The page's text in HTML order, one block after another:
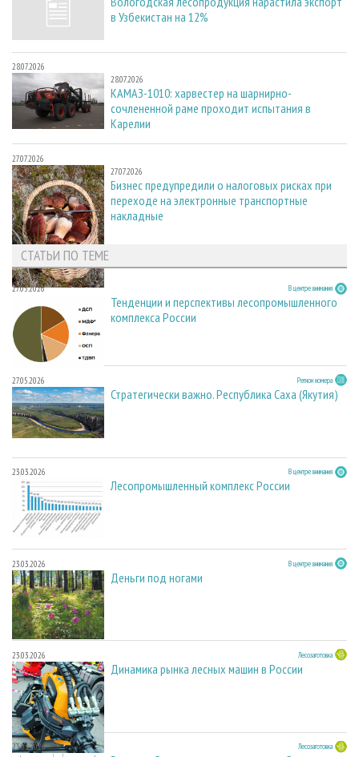
в Узбекистан на 12%
28.07.2026
28.07.2026
КАМАЗ-1010: харвестер на шарнирно-
сочлененной раме проходит испытания в
Карелии
27.07.2026
27.07.2026
Бизнес предупредили о налоговых рисках при
переходе на электронные транспортные
накладные
СТАТЬИ ПО ТЕМЕ
27.05.2026 В центре внимания
Тенденции и перспективы лесопромышленного
комплекса России
27.05.2026 Регион номера
Стратегически важно. Республика Саха (Якутия)
23.03.2026 В центре внимания
Лесопромышленный комплекс России
23.03.2026 В центре внимания
Деньги под ногами
23.03.2026 Лесозаготовка
Динамика рынка лесных машин в России
23.03.2026 Лесозаготовка